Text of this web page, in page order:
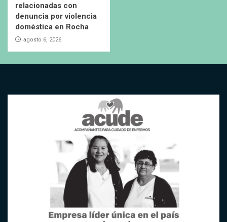
relacionadas con
denuncia por violencia
doméstica en Rocha
agosto 6, 2026